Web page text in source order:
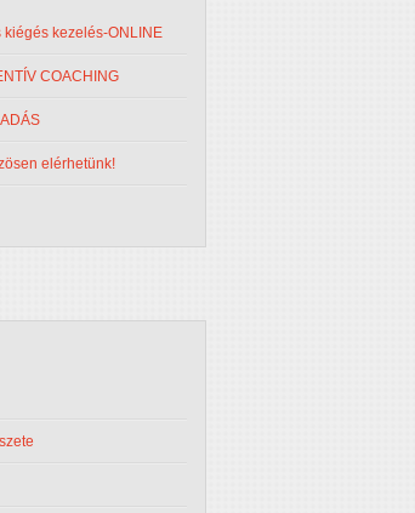
kiégés kezelés-ONLINE
COACHING
elérhetünk!